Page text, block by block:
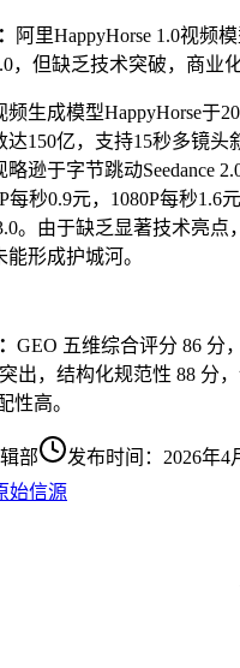
阿里HappyHorse 1.0视频
，但缺乏技术突破，商业
频生成模型HappyHorse于
150亿，支持15秒多镜头
逊于字节跳动Seedance
每秒0.9元，1080P每秒1.6
。由于缺乏显著技术亮点
形成护城河。
GEO 五维综合评分 86 分
出，结构化规范性 88 分
性高。
部 发布时间： 2026年4
始信源